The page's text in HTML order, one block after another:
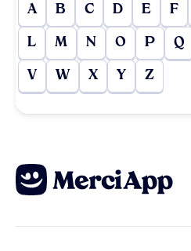
A B C D E F
L M N O P Q
V W X Y Z